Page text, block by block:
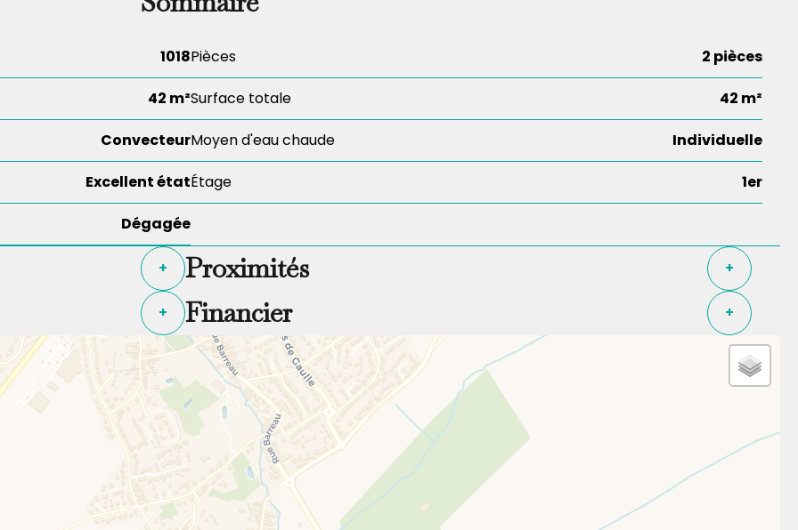
1018Pièces 2 pièces
42 m²Surface totale 42 m²
ConvecteurMoyen d'eau chaude Individuelle
Excellent étatÉtage 1er
Dégagée
+ Proximités +
+ Financier +